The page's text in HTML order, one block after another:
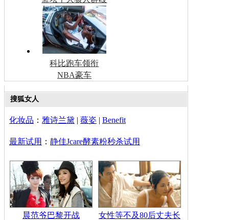
科比跑车领衔
NBA豪车
搜狐女人
化妆品 ： 雅诗兰黛 | 薇姿 | Benefit
最新试用 ： 静佳Jcare酵素粉秒杀试用
晨范爷巴黎开战
女性等不及80后丈夫长